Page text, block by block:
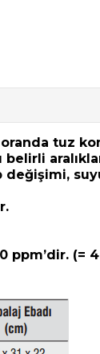
tuz
değişimi,
(=